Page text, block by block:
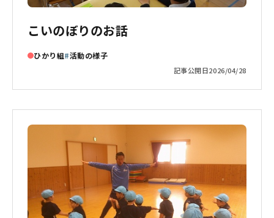
こいのぼりのお話
ひかり組 活動の様子
記事公開日2026/04/28